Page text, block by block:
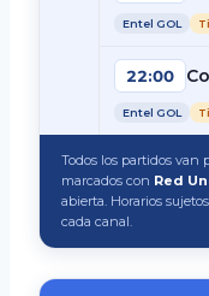
Entel GOL
22:00
Entel GOL
Todos los partidos van
marcados con Red
abierta. Horarios
cada canal.